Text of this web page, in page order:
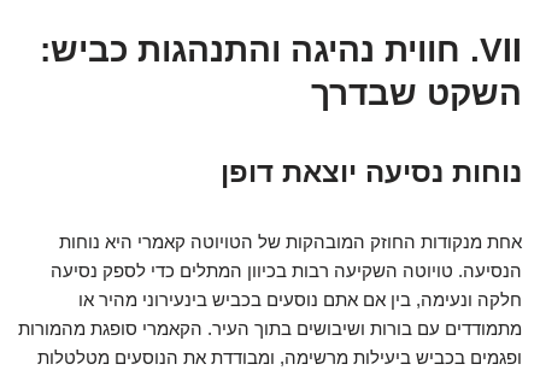
VII. חווית נהיגה והתנהגות כביש:
השקט שבדרך
נוחות נסיעה יוצאת דופן
אחת מנקודות החוזק המובהקות של הטויוטה קאמרי היא נוחות
הנסיעה. טויוטה השקיעה רבות בכיוון המתלים כדי לספק נסיעה
חלקה ונעימה, בין אם אתם נוסעים בכביש בינעירוני מהיר או
מתמודדים עם בורות ושיבושים בתוך העיר. הקאמרי סופגת מהמורות
ופגמים בכביש ביעילות מרשימה, ומבודדת את הנוסעים מטלטלות